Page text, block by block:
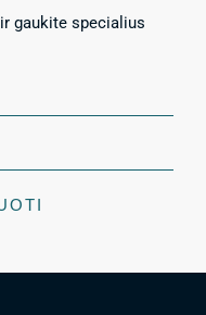
gaukite specialius